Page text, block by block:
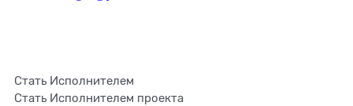
Стать Исполнителем
Стать Исполнителем проекта